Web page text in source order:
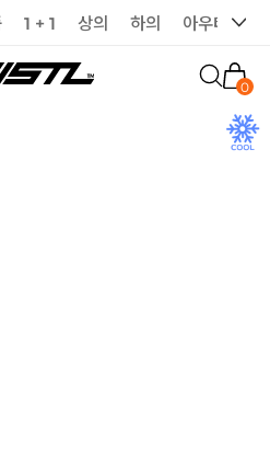
1 + 1 상의 하의 아우터
0